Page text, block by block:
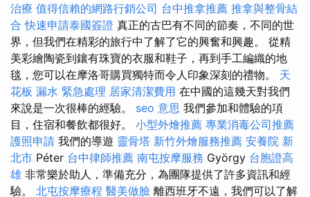
治療 值得信賴的網路行銷公司 台中推拿推薦 推拿與整骨結
合 快速申請泰國簽證 真正的古巴有不同的節奏，不同的世
界，但我們在精彩的旅行中了解了它的興奮和興趣。 從精
美彩繪陶瓷到鑲有珠寶的衣服和鞋子，再到手工編織的地
毯，您可以在摩洛哥購買獨特而令人印象深刻的禮物。 天
花板 漏水 緊急處理 居家清潔費用 在中國的這幾天對我們
來說是一次很棒的經驗。 seo 意思 我們參加和體驗的項
目，住宿和餐飲都很好。 小型外燴推薦 專業消毒公司推薦
護照申請 我們的導遊 靈骨塔 新竹外燴服務推薦 安養院 新
北市 Péter 台中律師推薦 南屯按摩服務 György 台胞證高
雄 非常樂於助人，準備充分，為團隊提供了許多資訊和經
驗。 北屯按摩療程 醫美做臉 離西班牙不遠，我們可以了解